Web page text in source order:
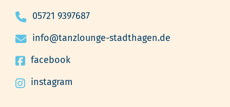
05721 9397687
info@tanzlounge-stadthagen.de
facebook
instagram